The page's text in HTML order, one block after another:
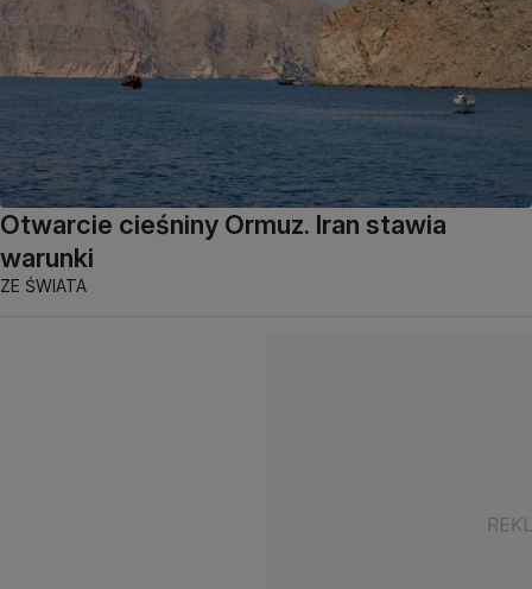
Otwarcie cieśniny Ormuz. Iran stawia
warunki
ZE ŚWIATA